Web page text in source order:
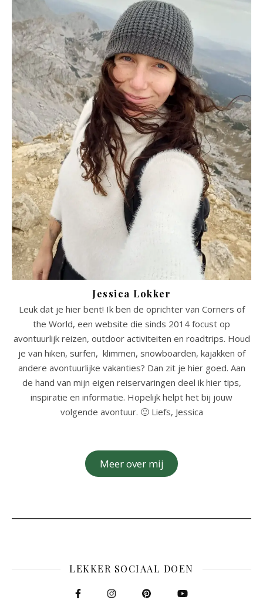
Jessica Lokker
Leuk dat je hier bent! Ik ben de oprichter van Corners of
the World, een website die sinds 2014 focust op
avontuurlijk reizen, outdoor activiteiten en roadtrips. Houd
je van hiken, surfen, klimmen, snowboarden, kajakken of
andere avontuurlijke vakanties? Dan zit je hier goed. Aan
de hand van mijn eigen reiservaringen deel ik hier tips,
inspiratie en informatie. Hopelijk helpt het bij jouw
volgende avontuur. 🙂 Liefs, Jessica
Meer over mij
LEKKER SOCIAAL DOEN